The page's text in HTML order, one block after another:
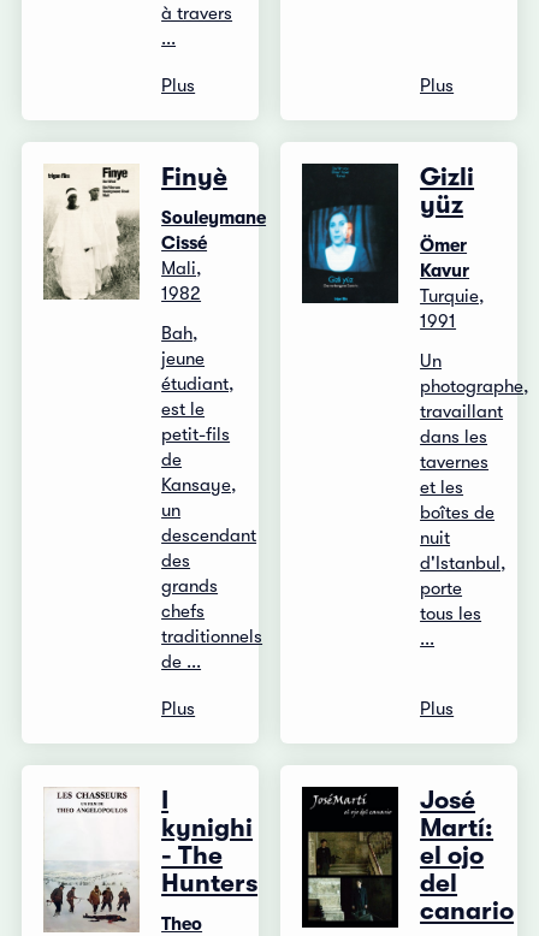
à travers
...
Plus Plus
Finyè
Souleymane
Cissé
Mali,
1982
Bah,
jeune
étudiant,
est le
petit-fils
de
Kansaye,
un
descendant
des
grands
chefs
traditionnels
de ...
Plus
Gizli
yüz
Ömer
Kavur
Turquie,
1991
Un
photographe,
travaillant
dans les
tavernes
et les
boîtes de
nuit
d'Istanbul,
porte
tous les
...
Plus
I
kynighi
- The
Hunters
Theo
José
Martí:
el ojo
del
canario